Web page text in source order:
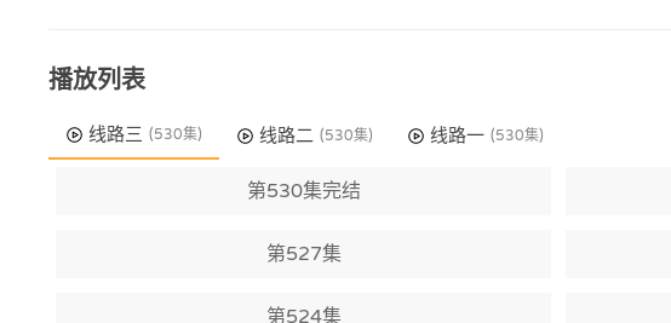
播放列表
线路三 (530集) 线路二 (530集) 线路一 (530集)
第530集完结
第527集
第524集